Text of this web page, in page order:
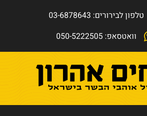
טלפון לבירורים: 03-6878643
וואטסאפ: 050-5222505